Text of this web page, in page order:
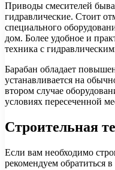
Приводы смесителей
гидравлические. Стоит
специального
дом. Более удобное и
техника с
Барабан обладает
устанавливается на
втором случае
условиях пересеченной
Строительная
Если вам необходимо
рекомендуем обратиться